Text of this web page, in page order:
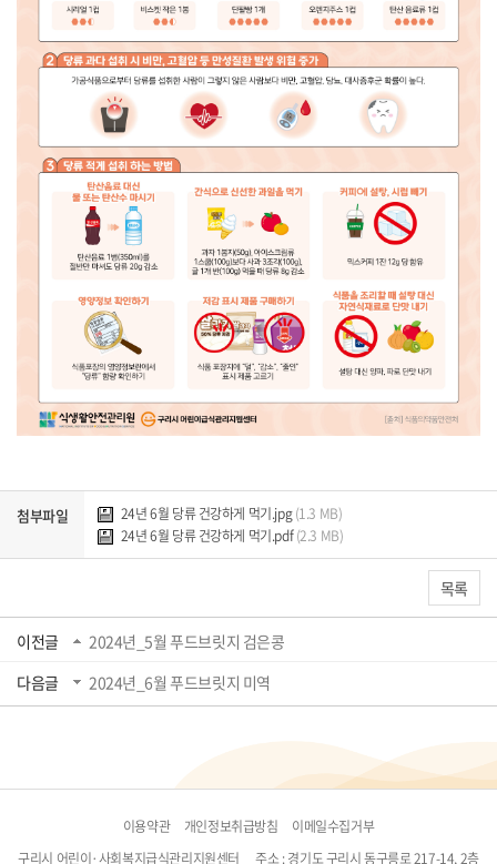
첨부파일 24년 6월 당류 건강하게 먹기.jpg(1.3 MB)
24년 6월 당류 건강하게 먹기.pdf(2.3 MB)
목록
이전글
2024년_5월 푸드브릿지 검은콩
다음글
2024년_6월 푸드브릿지 미역
이용약관 개인정보취급방침
이메일수집거부
구리시 어린이·사회복지급식관리지원센터
주소 : 경기도 구리시 동구릉로 217-14, 2층